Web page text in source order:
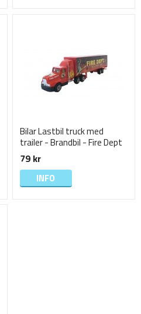
Bilar Lastbil truck med
trailer - Brandbil - Fire Dept
19 cm
79 kr
INFO